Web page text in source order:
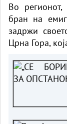
Во
бран на
задржи
Црна Гора,